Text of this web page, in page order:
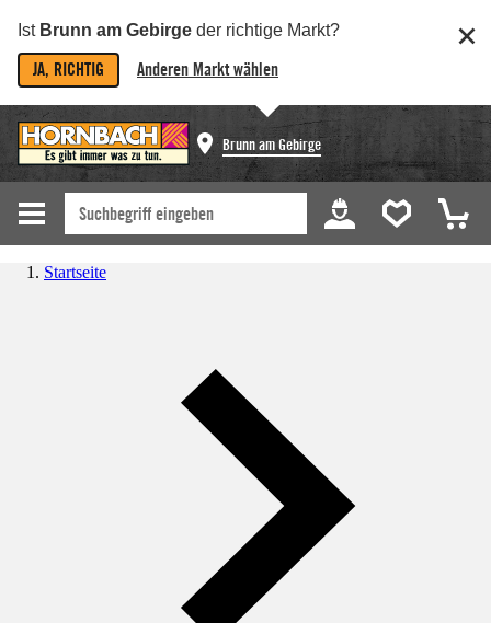
Ist Brunn am Gebirge der richtige Markt?
JA, RICHTIG Anderen Markt wählen
Brunn am Gebirge
Startseite